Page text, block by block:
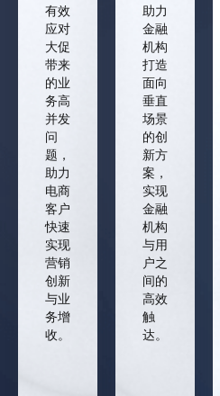
有效
应对
大促
带来
的业
务高
并发
问
题，
助力
电商
客户
快速
实现
营销
创新
与业
务增
收。
助力
金融
机构
打造
面向
垂直
场景
的创
新方
案，
实现
金融
机构
与用
户之
间的
高效
触
达。